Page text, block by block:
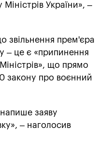
України», –
звільнення прем'єра
– це є «припинення
що прямо
закону про воєнний
заяву
– наголосив